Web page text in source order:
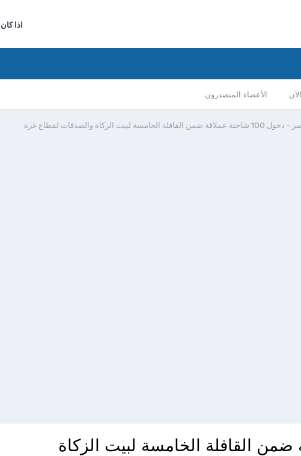
اذا
الأعضاء المتصدرون
شاحنة عملاقة ضمن القافلة الخامسة لبيت الزكاة والصدقات لقطاع غزة
عملاقة ضمن القافلة الخامسة لبيت الزكاة